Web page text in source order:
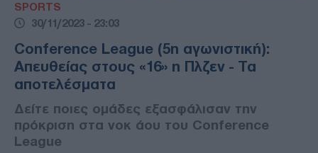
SPORTS
30/11/2023 - 23:03
Conference League (5η αγωνιστική):
Απευθείας στους «16» η Πλζεν - Τα
αποτελέσματα
Δείτε ποιες ομάδες εξασφάλισαν την
πρόκριση στα νοκ άου του Conference
League